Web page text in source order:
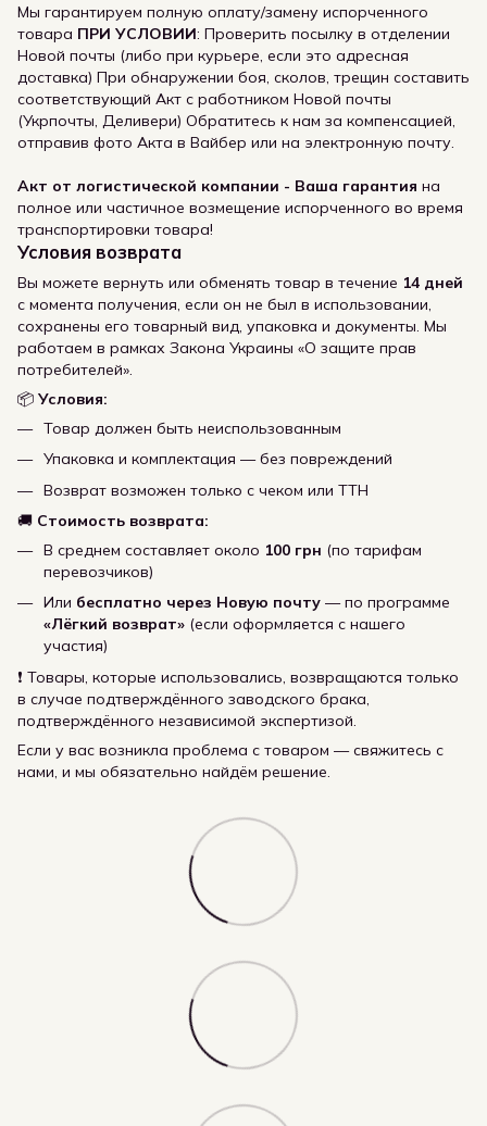
Мы гарантируем полную оплату/замену испорченного
товара ПРИ УСЛОВИИ: Проверить посылку в отделении
Новой почты (либо при курьере, если это адресная
доставка) При обнаружении боя, сколов, трещин составить
соответствующий Акт с работником Новой почты
(Укрпочты, Деливери) Обратитесь к нам за компенсацией,
отправив фото Акта в Вайбер или на электронную почту.
Акт от логистической компании - Ваша гарантия на
полное или частичное возмещение испорченного во время
транспортировки товара!
Условия возврата
Вы можете вернуть или обменять товар в течение 14 дней
с момента получения, если он не был в использовании,
сохранены его товарный вид, упаковка и документы. Мы
работаем в рамках Закона Украины «О защите прав
потребителей».
📦 Условия:
Товар должен быть неиспользованным
Упаковка и комплектация — без повреждений
Возврат возможен только с чеком или ТТН
🚚 Стоимость возврата:
В среднем составляет около 100 грн (по тарифам
перевозчиков)
Или бесплатно через Новую почту — по программе
«Лёгкий возврат» (если оформляется с нашего
участия)
❗ Товары, которые использовались, возвращаются только
в случае подтверждённого заводского брака,
подтверждённого независимой экспертизой.
Если у вас возникла проблема с товаром — свяжитесь с
нами, и мы обязательно найдём решение.